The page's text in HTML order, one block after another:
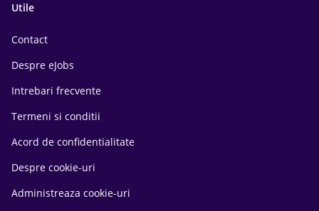
Utile
Contact
Despre eJobs
Intrebari frecvente
Termeni si conditii
Acord de confidentialitate
Despre cookie-uri
Administreaza cookie-uri